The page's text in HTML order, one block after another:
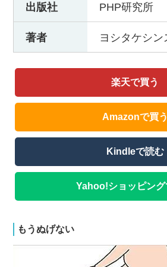
出版社 PHP研究所
著者 ヨシタケシン
楽天で買う
Amazonで買う
Kindleで読む
Yahoo!ショッピング
もうぬげない